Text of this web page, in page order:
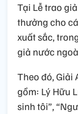
Tại Lễ trao
thưởng cho
xuất sắc,
giả nước
Theo đó, Giải
gồm: Lý Hữu
sinh tôi”,